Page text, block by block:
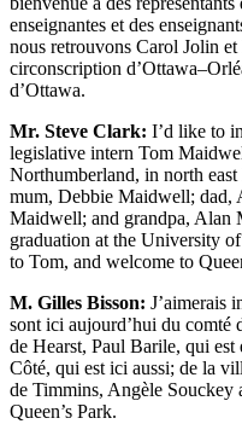
enseignantes et des
nous retrouvons Carol Jolin
circonscription
d’Ottawa.
Mr. Steve Clark: I’d like to
legislative intern Tom
Northumberland, in north
mum, Debbie Maidwell; dad,
Maidwell; and grandpa, Alan
graduation at the University
to Tom, and welcome to
M. Gilles Bisson: J’aimerais
sont ici aujourd’hui du comté
de Hearst, Paul Barile, qui
Côté, qui est ici aussi; de la
de Timmins, Angèle
Queen’s Park.